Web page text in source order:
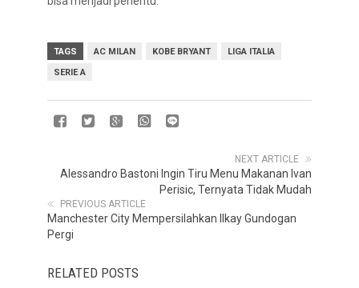
TAGS AC MILAN KOBE BRYANT
LIGA ITALIA
SERIE A
NEXT ARTICLE
Alessandro Bastoni Ingin Tiru Menu Makanan Ivan
Perisic, Ternyata Tidak Mudah
PREVIOUS ARTICLE
Manchester City Mempersilahkan Ilkay Gundogan
Pergi
RELATED POSTS